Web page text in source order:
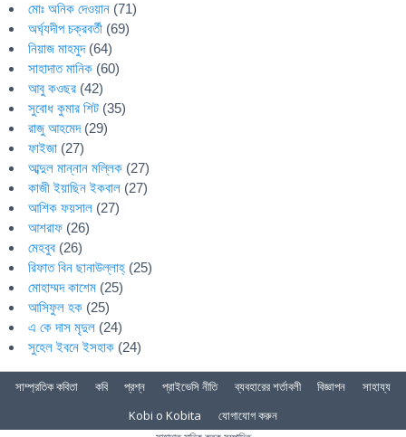
মোঃ অনিক দেওয়ান (71)
অর্ঘ্যদীপ চক্রবর্তী (69)
নিয়াজ মাহমুদ(64)
সাহাদাত মানিক (60)
আবু কওছর (42)
সুবোধ কুমার শিট (35)
রাজু আহমেদ(29)
ফাইজা (27)
আব্দুল মান্নান মল্লিক (27)
কাজী ইয়াছিন ইকবাল (27)
আশিক ফয়সাল (27)
আশরাফ (26)
মেহবুব (26)
রিফাত বিন ছানাউল্লাহ্ (25)
মোহাম্মদ কাশেম (25)
আসিফুল হক (25)
এ কে দাস মৃদুল (24)
সুহেল ইবনে ইসহাক (24)
সাম্প্রতিক কবিতা কবি প্রশ্ন প্রাইভেসি নীতি ব্যবহারের শর্তাবলী বিজ্ঞাপন
সাহায্য
Kobi o Kobita
যোগাযোগ করুন